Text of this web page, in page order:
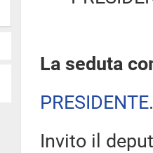
La seduta
PRESIDENTE
Invito il